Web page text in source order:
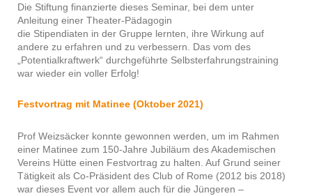
Die Stiftung finanzierte dieses Seminar, bei dem unter
Anleitung einer Theater-Pädagogin
die Stipendiaten in der Gruppe lernten, ihre Wirkung auf
andere zu erfahren und zu verbessern. Das vom des
„Potentialkraftwerk“ durchgeführte Selbsterfahrungstraining
war wieder ein voller Erfolg!
Festvortrag mit Matinee (Oktober 2021)
Prof Weizsäcker konnte gewonnen werden, um im Rahmen
einer Matinee zum 150-Jahre Jubiläum des Akademischen
Vereins Hütte einen Festvortrag zu halten. Auf Grund seiner
Tätigkeit als Co-Präsident des Club of Rome (2012 bis 2018)
war dieses Event vor allem auch für die Jüngeren –